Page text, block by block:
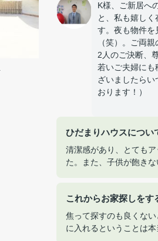
K様、ご新居へ
と、私も嬉し
す。夜も物件を
（笑）。ご両
2人のご決断、
若いご夫婦にも
ざいましたら
おります！）
ひだまりハウスについ
清潔感があり、とても
た。また、子供が飽き
これからお家探しをす
焦って探すのも良くな
に入れるということは